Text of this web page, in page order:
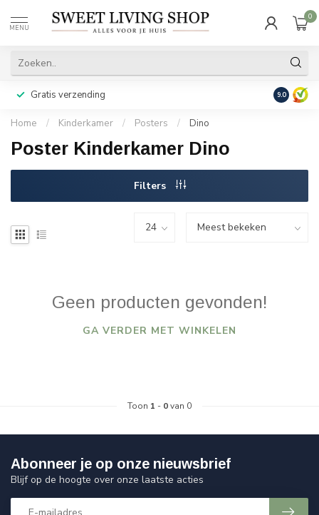
MENU
0
Gratis verzending Achteraf
9.0
Home / Kinderkamer / Posters / Dino
Poster Kinderkamer Dino
Filters
Geen producten gevonden!
GA VERDER MET WINKELEN
Toon 1 - 0van 0
Abonneer je op onze nieuwsbrief
Blijf op de hoogte over onze laatste acties